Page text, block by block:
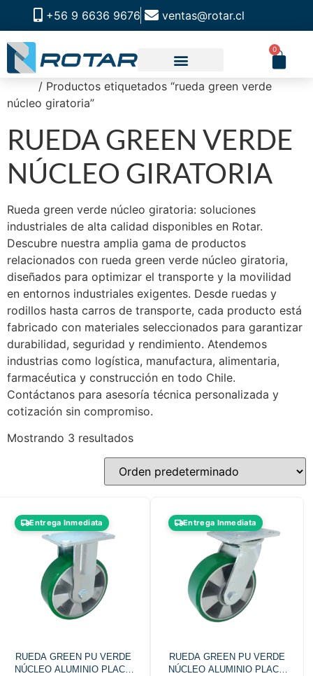
+56 9 6636 9676 ventas@rotar.cl
0
/ Productos etiquetados “rueda green verde
núcleo giratoria”
RUEDA GREEN VERDE
NÚCLEO GIRATORIA
Rueda green verde núcleo giratoria: soluciones
industriales de alta calidad disponibles en Rotar.
Descubre nuestra amplia gama de productos
relacionados con rueda green verde núcleo giratoria,
diseñados para optimizar el transporte y la movilidad
en entornos industriales exigentes. Desde ruedas y
rodillos hasta carros de transporte, cada producto está
fabricado con materiales seleccionados para garantizar
durabilidad, seguridad y rendimiento. Atendemos
industrias como logística, manufactura, alimentaria,
farmacéutica y construcción en todo Chile.
Contáctanos para asesoría técnica personalizada y
cotización sin compromiso.
Mostrando 3 resultados
Entrega Inmediata
RUEDA GREEN PU VERDE
NÚCLEO ALUMINIO PLACA
Entrega Inmediata
RUEDA GREEN PU VERDE
NÚCLEO ALUMINIO PLACA